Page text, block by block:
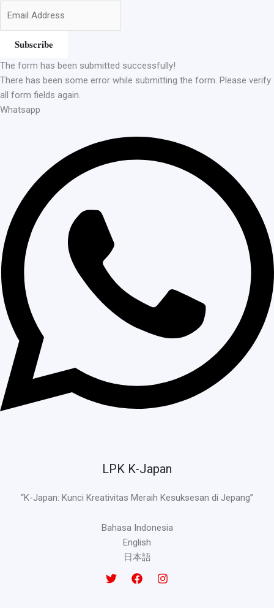
Subscribe
The form has been submitted successfully!
There has been some error while submitting the form. Please verify
all form fields again.
Whatsapp
LPK K-Japan
“K-Japan: Kunci Kreativitas Meraih Kesuksesan di Jepang”
Bahasa Indonesia
English
日本語